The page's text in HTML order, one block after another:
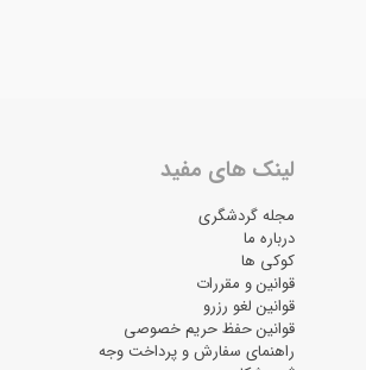
لینک های مفید
مجله گردشگری
درباره ما
کوکی ها
قوانین و مقررات
قوانین لغو رزرو
قوانین حفظ حریم خصوصی
راهنمای سفارش و پرداخت وجه